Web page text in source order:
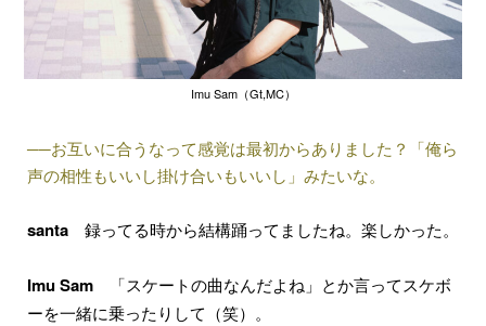
Imu Sam（Gt,MC）
──お互いに合うなって感覚は最初からありました？「俺ら
声の相性もいいし掛け合いもいいし」みたいな。
santa 録ってる時から結構踊ってましたね。楽しかった。
Imu Sam
「スケートの曲なんだよね」とか言ってスケボ
ーを一緒に乗ったりして（笑）。